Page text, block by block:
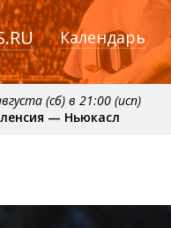
Календарь
(сб) в 21:00 (исп)
— Ньюкасл